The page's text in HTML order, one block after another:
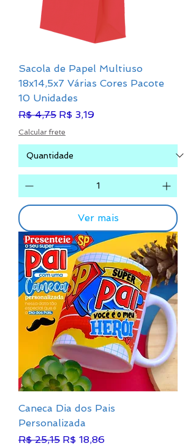
Sacola de Papel Multiuso
18x14,5x7 Várias Cores Pacote
10 Unidades
Preço normal
R$ 4,75 Preço promocional
R$ 3,19
Calcular frete
Ver mais
Caneca Dia dos Pais
Personalizada
Preço normal
R$ 25,15 Preço promocional
R$ 18,86